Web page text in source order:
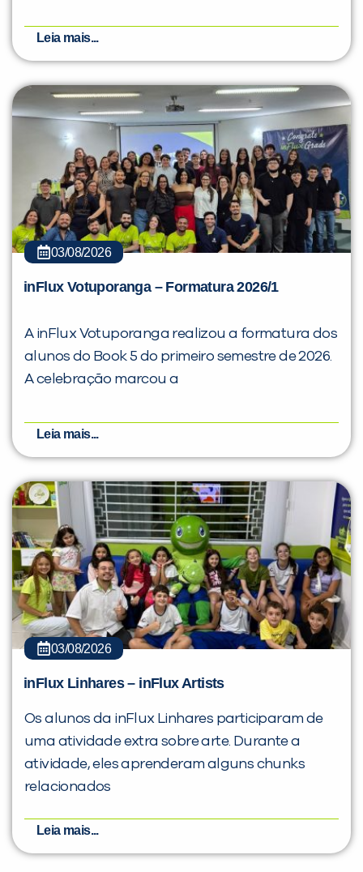
Leia mais...
03/08/2026
inFlux Votuporanga – Formatura 2026/1
A inFlux Votuporanga realizou a formatura dos
alunos do Book 5 do primeiro semestre de 2026.
A celebração marcou a
Leia mais...
03/08/2026
inFlux Linhares – inFlux Artists
Os alunos da inFlux Linhares participaram de
uma atividade extra sobre arte. Durante a
atividade, eles aprenderam alguns chunks
relacionados
Leia mais...